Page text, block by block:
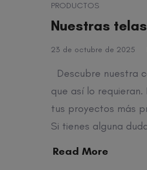
PRODUCTOS
Nuestras telas
23 de octubre de 2025
Descubre nuestra
que así lo
tus proyectos más
Si tienes alguna
Read More